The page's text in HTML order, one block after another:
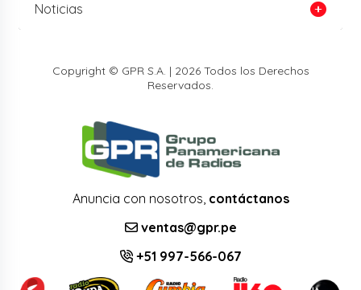
Noticias
Copyright © GPR S.A. | 2026 Todos los Derechos
Reservados.
Anuncia con nosotros, contáctanos
ventas@gpr.pe
+51 997-566-067